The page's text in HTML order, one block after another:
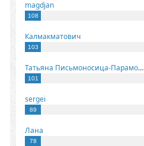
magdjan
108
Калмакматович
103
Татьяна Письмоносица-Парамонова
101
sergei
89
Лана
78